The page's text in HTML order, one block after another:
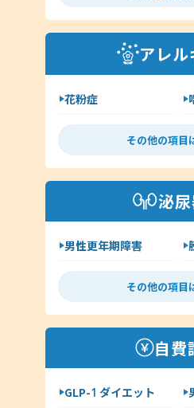
舌下免疫療法
クラミジア
アレ
花粉症
舌下免疫療法
手荒れ・肌荒れ
その他（アレルギー科）
その他の項目
泌
男性更年期障害
尿道炎
性病の種類について
クラミジア
尖圭コンジローマ
その他の項目
自費
GLP-1 ダイエット